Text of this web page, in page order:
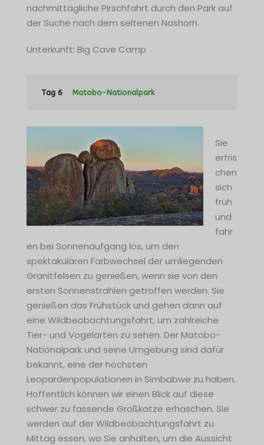
nachmittägliche Pirschfahrt durch den Park auf
der Suche nach dem seltenen Nashorn.
Unterkunft: Big Cave Camp
Tag 6 Matobo-Nationalpark
Sie
erfris
chen
sich
früh
und
fahr
en bei Sonnenaufgang los, um den
spektakulären Farbwechsel der umliegenden
Granitfelsen zu genießen, wenn sie von den
ersten Sonnenstrahlen getroffen werden. Sie
genießen das Frühstück und gehen dann auf
eine Wildbeobachtungsfahrt, um zahlreiche
Tier- und Vogelarten zu sehen. Der Matobo-
Nationalpark und seine Umgebung sind dafür
bekannt, eine der höchsten
Leopardenpopulationen in Simbabwe zu haben.
Hoffentlich können wir einen Blick auf diese
schwer zu fassende Großkatze erhaschen. Sie
werden auf der Wildbeobachtungsfahrt zu
Mittag essen, wo Sie anhalten, um die Aussicht